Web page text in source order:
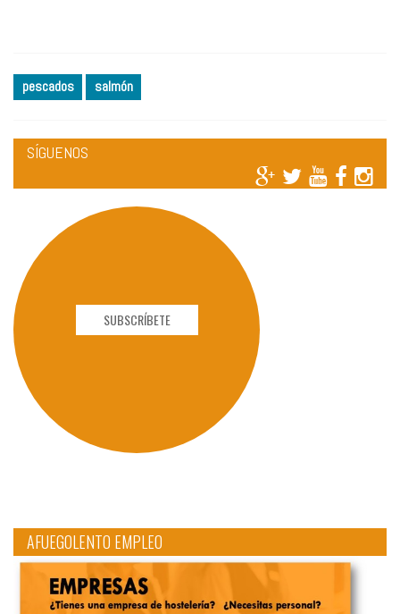
pescados salmón
SÍGUENOS
SUBSCRÍBETE
AFUEGOLENTO EMPLEO